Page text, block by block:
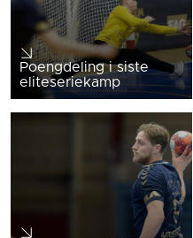
Poengdeling i siste
eliteseriekamp